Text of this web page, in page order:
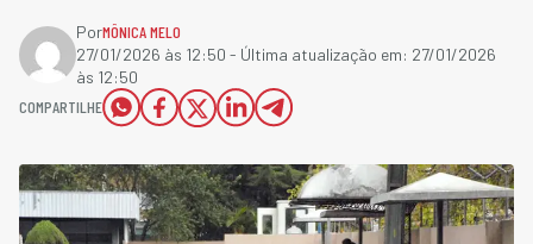
PorMÔNICA MELO
27/01/2026 às 12:50 - Última atualização em: 27/01/2026
às 12:50
COMPARTILHE